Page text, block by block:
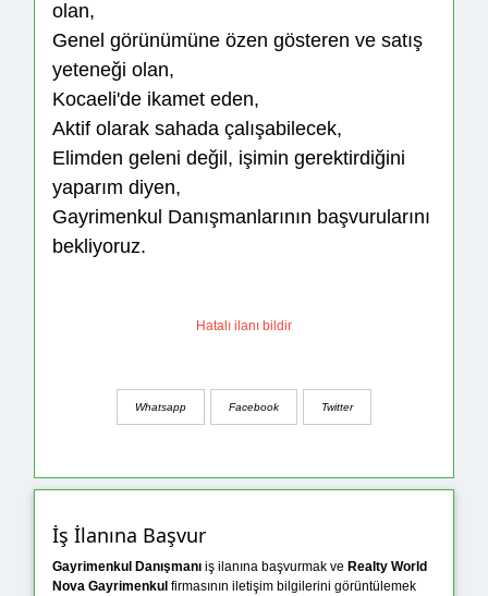
olan,
Genel görünümüne özen gösteren ve satış
yeteneği olan,
Kocaeli'de ikamet eden,
Aktif olarak sahada çalışabilecek,
Elimden geleni değil, işimin gerektirdiğini
yaparım diyen,
Gayrimenkul Danışmanlarının başvurularını
bekliyoruz.
Hatalı ilanı bildir
Whatsapp Facebook Twitter
İş İlanına Başvur
Gayrimenkul Danışmanı iş ilanına başvurmak ve Realty World
Nova Gayrimenkul firmasının iletişim bilgilerini görüntülemek